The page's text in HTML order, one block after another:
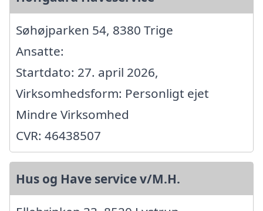
Søhøjparken 54, 8380 Trige
Ansatte:
Startdato: 27. april 2026,
Virksomhedsform: Personligt ejet
Mindre Virksomhed
CVR: 46438507
Hus og Have service v/M.H.